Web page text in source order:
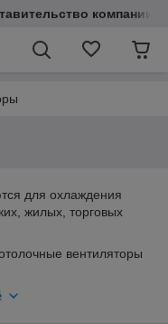
компании
для охлаждения
жилых, торговых
вентиляторы
воздуха в